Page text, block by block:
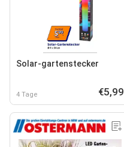
Solar-gartenstecker
4 Tage €5,99